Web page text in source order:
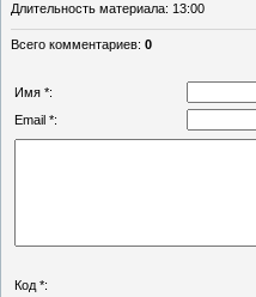
Длительность материала: 13:00
Всего комментариев: 0
Имя *:
Email *:
Код *: